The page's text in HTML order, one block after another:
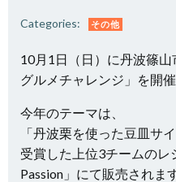
Categories: その他
10月1日（日）に丹波篠
グルメチャレンジ」を開催
今年のテーマは、
「丹波栗を使った豆皿サ
受賞した上位3チームのレ
Passion」にて販売されま